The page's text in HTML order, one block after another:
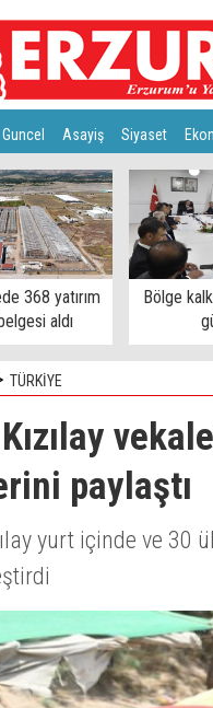
Guncel Asayiş Siyaset
368 yatırım
aldı
Bölge
TÜRKİYE
paylaştı
yurt içinde ve 30